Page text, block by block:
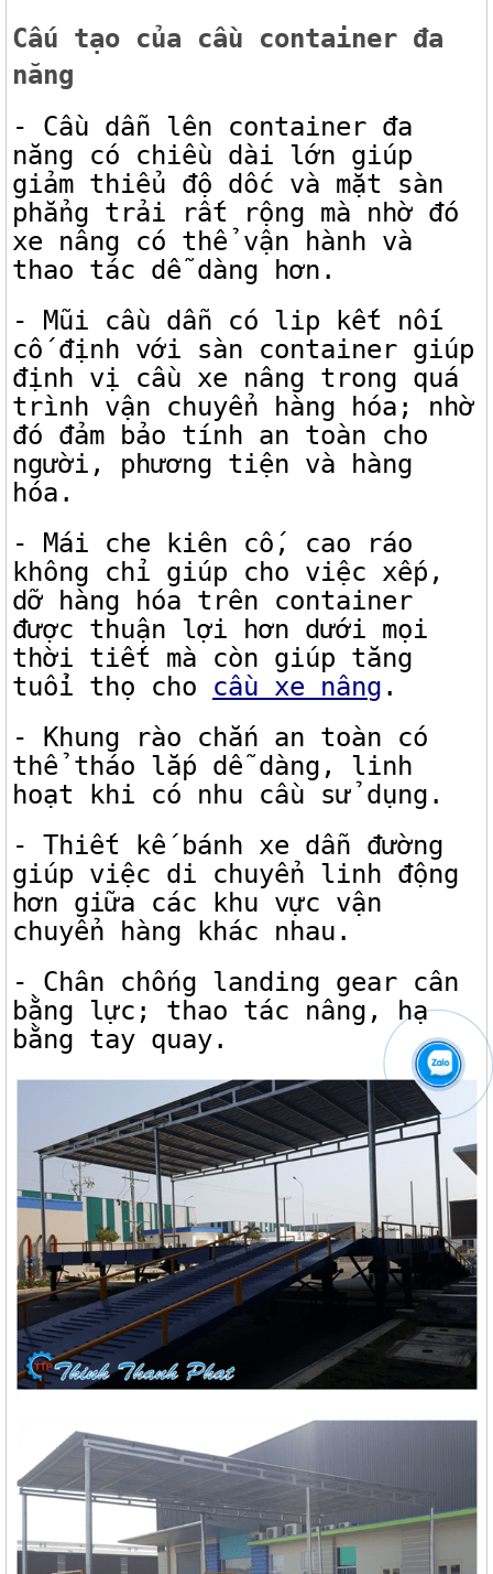
Cấu tạo của cầu container đa
năng
- Cầu dẫn lên container đa
năng có chiều dài lớn giúp
giảm thiểu độ dốc và mặt sàn
phẳng trải rất rộng mà nhờ đó
xe nâng có thể vận hành và
thao tác dễ dàng hơn.
- Mũi cầu dẫn có lip kết nối
cố định với sàn container giúp
định vị cầu xe nâng trong quá
trình vận chuyển hàng hóa; nhờ
đó đảm bảo tính an toàn cho
người, phương tiện và hàng
hóa.
- Mái che kiên cố, cao ráo
không chỉ giúp cho việc xếp,
dỡ hàng hóa trên container
được thuận lợi hơn dưới mọi
thời tiết mà còn giúp tăng
tuổi thọ cho cầu xe nâng .
- Khung rào chắn an toàn có
thể tháo lắp dễ dàng, linh
hoạt khi có nhu cầu sử dụng.
- Thiết kế bánh xe dẫn đường
giúp việc di chuyển linh động
hơn giữa các khu vực vận
chuyển hàng khác nhau.
- Chân chống landing gear cân
bằng lực; thao tác nâng, hạ
bằng tay quay.